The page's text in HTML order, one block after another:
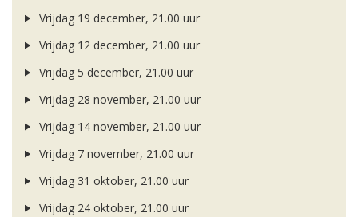
Vrijdag 19 december, 21.00 uur
Vrijdag 12 december, 21.00 uur
Vrijdag 5 december, 21.00 uur
Vrijdag 28 november, 21.00 uur
Vrijdag 14 november, 21.00 uur
Vrijdag 7 november, 21.00 uur
Vrijdag 31 oktober, 21.00 uur
Vrijdag 24 oktober, 21.00 uur